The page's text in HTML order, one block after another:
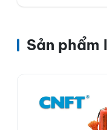
Sản phẩm